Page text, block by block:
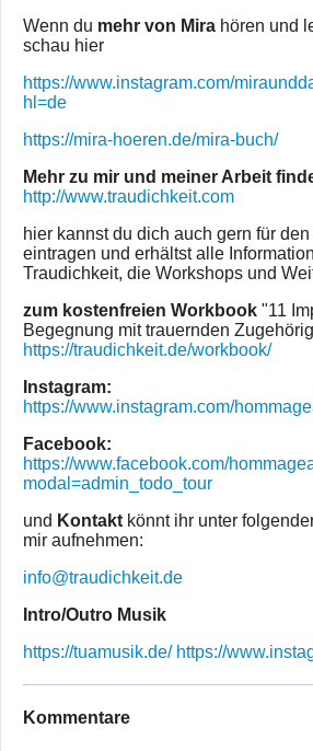
Wenn du mehr von Mira hören und
schau hier
https://www.instagram.com/
hl=de
https://mira-hoeren.de/mira-buch/
Mehr zu mir und meiner Arbeit
http://www.traudichkeit.com
hier kannst du dich auch gern für
eintragen und erhältst alle
Traudichkeit, die Workshops und
zum kostenfreien Workbook "11
Begegnung mit trauernden
https://traudichkeit.de/workbook/
Instagram:
https://www.instagram.com/
Facebook:
https://www.facebook.com/
modal=admin_todo_tour
und Kontakt könnt ihr unter
mir aufnehmen:
info@traudichkeit.de
Intro/Outro Musik
https://tuamusik.de/ https://
Kommentare